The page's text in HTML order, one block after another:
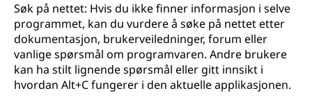
Søk på nettet: Hvis du ikke finner informasjon i selve
programmet, kan du vurdere å søke på nettet etter
dokumentasjon, brukerveiledninger, forum eller
vanlige spørsmål om programvaren. Andre brukere
kan ha stilt lignende spørsmål eller gitt innsikt i
hvordan Alt+C fungerer i den aktuelle applikasjonen.